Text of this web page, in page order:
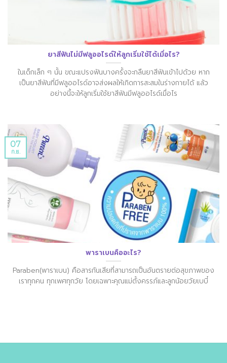
ยาสีฟันไม่มีฟลูออไรด์ให้ลูกเริ่มใช้ได้เมื่อไร?
ในเด็กเล็ก ๆ นั้น ขณะแปรงฟันบางครั้งจะกลืนยาสีฟันเข้าไปด้วย หาก
เป็นยาสีฟันที่มีฟลูออไรด์อาจส่งผลให้เกิดการสะสมในร่างกายได้ แล้ว
อย่างนี้จะให้ลูกเริ่มใช้ยาสีฟันมีฟลูออไรด์เมื่อไร
พาราเบนคืออะไร?
Paraben(พาราเบน) คือสารกันเสียที่สามารถเป็นอันตรายต่อสุขภาพของ
เราทุกคน ทุกเพศทุกวัย โดยเฉพาะคุณแม่ตั้งครรภ์และลูกน้อยวัยเบบี๋
07
ก.ย.